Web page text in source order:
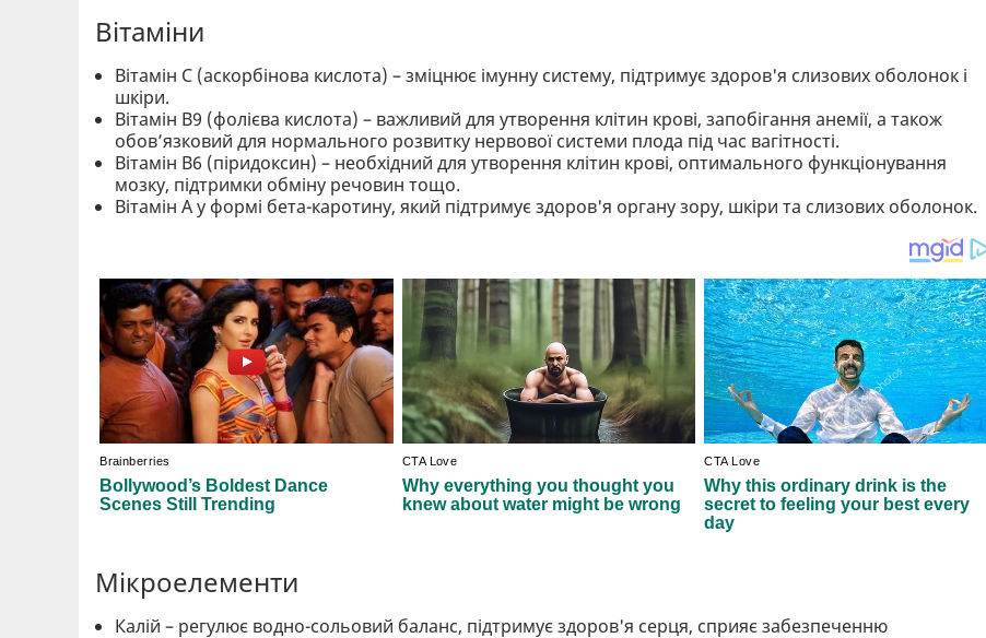
Вітаміни
Вітамін С (аскорбінова кислота) – зміцнює імунну систему, підтримує здоров'я слизових оболонок і
шкіри.
Вітамін В9 (фолієва кислота) – важливий для утворення клітин крові, запобігання анемії, а також
обов’язковий для нормального розвитку нервової системи плода під час вагітності.
Вітамін В6 (піридоксин) – необхідний для утворення клітин крові, оптимального функціонування
мозку, підтримки обміну речовин тощо.
Вітамін А у формі бета-каротину, який підтримує здоров'я органу зору, шкіри та слизових оболонок.
Мікроелементи
Калій – регулює водно-сольовий баланс, підтримує здоров'я серця, сприяє забезпеченню